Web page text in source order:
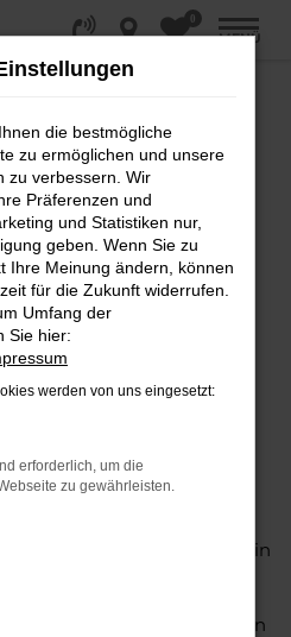
0
MENÜ
|
NACH
DEM VW
liegen im Trend und das
Grund. Ob für
oder längere Strecken: es
Fahrzeuge, die diesem
können. Die Qualität steht in
Frage. Hinzu kommen
einer Individualisierung
Ein VW Arteon
die bestmögliche
zu ermöglichen und unsere
zu verbessern. Wir
Präferenzen und
und Statistiken nur,
geben. Wenn Sie zu
Ihre Meinung ändern, können
für die Zukunft widerrufen.
Umfang der
Sie hier:
werden von uns eingesetzt:
erforderlich, um die
zu gewährleisten.